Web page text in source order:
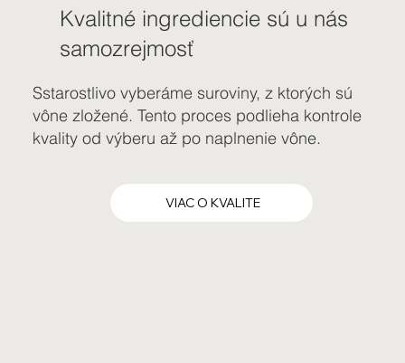
Kvalitné ingrediencie sú u nás
samozrejmosť
Sstarostlivo vyberáme suroviny, z ktorých sú
vône zložené. Tento proces podlieha kontrole
kvality od výberu až po naplnenie vône.
VIAC O KVALITE